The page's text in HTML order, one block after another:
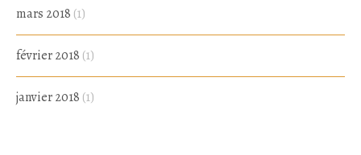
mars 2018 (1)
février 2018 (1)
janvier 2018 (1)